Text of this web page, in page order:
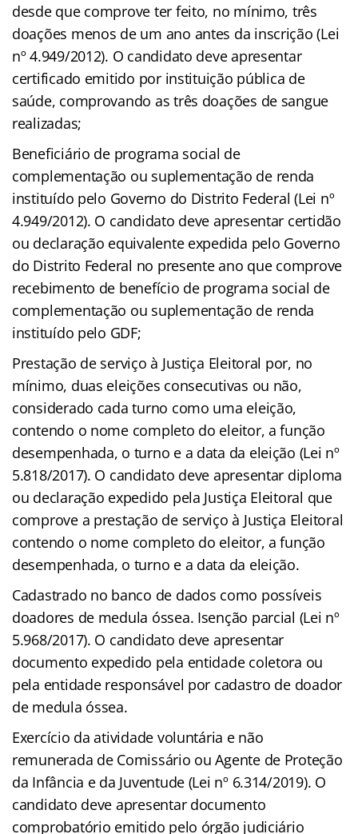
desde que comprove ter feito, no mínimo, três
doações menos de um ano antes da inscrição (Lei
nº 4.949/2012). O candidato deve apresentar
certificado emitido por instituição pública de
saúde, comprovando as três doações de sangue
realizadas;
Beneficiário de programa social de
complementação ou suplementação de renda
instituído pelo Governo do Distrito Federal (Lei nº
4.949/2012). O candidato deve apresentar certidão
ou declaração equivalente expedida pelo Governo
do Distrito Federal no presente ano que comprove
recebimento de benefício de programa social de
complementação ou suplementação de renda
instituído pelo GDF;
Prestação de serviço à Justiça Eleitoral por, no
mínimo, duas eleições consecutivas ou não,
considerado cada turno como uma eleição,
contendo o nome completo do eleitor, a função
desempenhada, o turno e a data da eleição (Lei nº
5.818/2017). O candidato deve apresentar diploma
ou declaração expedido pela Justiça Eleitoral que
comprove a prestação de serviço à Justiça Eleitoral
contendo o nome completo do eleitor, a função
desempenhada, o turno e a data da eleição.
Cadastrado no banco de dados como possíveis
doadores de medula óssea. Isenção parcial (Lei nº
5.968/2017). O candidato deve apresentar
documento expedido pela entidade coletora ou
pela entidade responsável por cadastro de doador
de medula óssea.
Exercício da atividade voluntária e não
remunerada de Comissário ou Agente de Proteção
da Infância e da Juventude (Lei nº 6.314/2019). O
candidato deve apresentar documento
comprobatório emitido pelo órgão judiciário